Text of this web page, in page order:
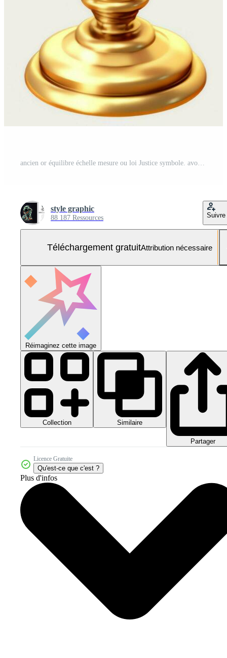
ancien or équilibre échelle mesure ou loi Justice symbole. avocats journée ou monde journée de social Justice concept par ai généré Photo Gratuite
style graphic
88 187 Ressources Suivre
Téléchargement gratuitAttribution nécessaire
Réimaginez cette image
Collection Similaire
Partager
Licence Gratuite
Qu'est-ce que c'est ?
Plus d'infos